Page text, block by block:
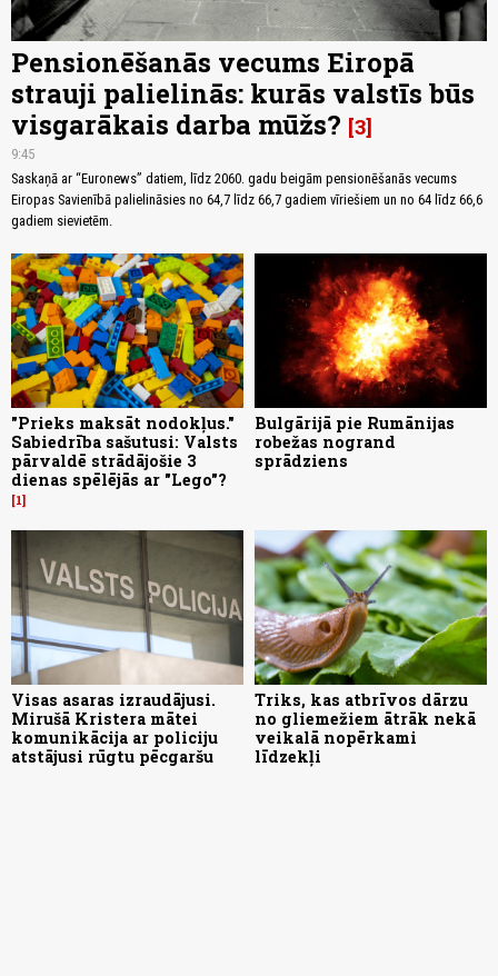
Pensionēšanās vecums Eiropā
strauji palielinās: kurās valstīs būs
visgarākais darba mūžs? 3
9:45
Saskaņā ar “Euronews” datiem, līdz 2060. gadu beigām pensionēšanās vecums
Eiropas Savienībā palielināsies no 64,7 līdz 66,7 gadiem vīriešiem un no 64 līdz 66,6
gadiem sievietēm.
"Prieks maksāt nodokļus."
Sabiedrība sašutusi: Valsts
pārvaldē strādājošie 3
dienas spēlējās ar "Lego"?
1
Bulgārijā pie Rumānijas
robežas nogrand
sprādziens
Visas asaras izraudājusi.
Mirušā Kristera mātei
komunikācija ar policiju
atstājusi rūgtu pēcgaršu
Triks, kas atbrīvos dārzu
no gliemežiem ātrāk nekā
veikalā nopērkami
līdzekļi